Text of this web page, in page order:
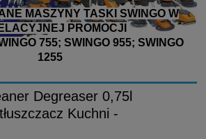
MASZYNY TASKI SWINGO W
PROMOCJI
755; SWINGO 955; SWINGO
1255
Degreaser 0,75l
Kuchni -